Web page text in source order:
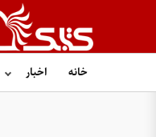
خانه اخبار